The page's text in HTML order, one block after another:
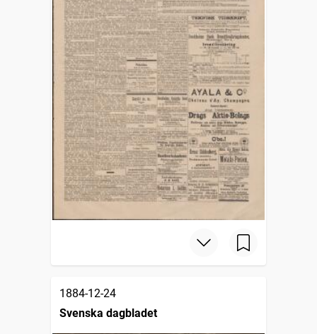
1884-12-24
Svenska dagbladet